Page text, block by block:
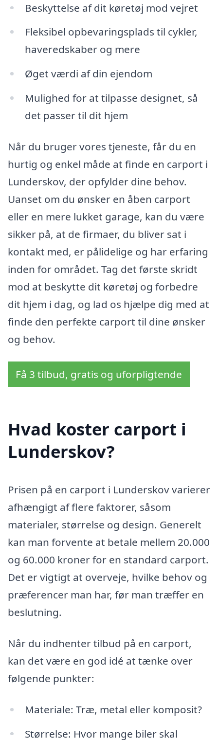
Beskyttelse af dit køretøj mod vejret
Fleksibel opbevaringsplads til cykler,
haveredskaber og mere
Øget værdi af din ejendom
Mulighed for at tilpasse designet, så
det passer til dit hjem
Når du bruger vores tjeneste, får du en
hurtig og enkel måde at finde en carport i
Lunderskov, der opfylder dine behov.
Uanset om du ønsker en åben carport
eller en mere lukket garage, kan du være
sikker på, at de firmaer, du bliver sat i
kontakt med, er pålidelige og har erfaring
inden for området. Tag det første skridt
mod at beskytte dit køretøj og forbedre
dit hjem i dag, og lad os hjælpe dig med at
finde den perfekte carport til dine ønsker
og behov.
Få 3 tilbud, gratis og uforpligtende
Hvad koster carport i
Lunderskov?
Prisen på en carport i Lunderskov varierer
afhængigt af flere faktorer, såsom
materialer, størrelse og design. Generelt
kan man forvente at betale mellem 20.000
og 60.000 kroner for en standard carport.
Det er vigtigt at overveje, hvilke behov og
præferencer man har, før man træffer en
beslutning.
Når du indhenter tilbud på en carport,
kan det være en god idé at tænke over
følgende punkter:
Materiale: Træ, metal eller komposit?
Størrelse: Hvor mange biler skal